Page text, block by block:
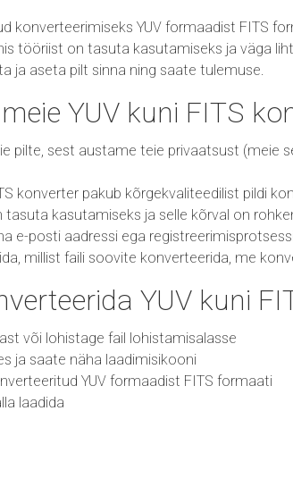
konverteerimiseks YUV formaadist FITS
tööriist on tasuta kasutamiseks ja väga
ja aseta pilt sinna ning saate tulemuse.
YUV kuni FITS
pilte, sest austame teie privaatsust (meie
konverter pakub kõrgekvaliteedilist pildi
tasuta kasutamiseks ja selle kõrval on
e-posti aadressi ega
millist faili soovite konverteerida, me
YUV kuni
või lohistage fail lohistamisalasse
ja saate näha laadimisikooni
YUV formaadist FITS formaati
laadida